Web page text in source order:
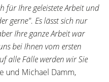
für Ihre geleistete Arbeit und
gerne". Es lässt sich nur
Ihre ganze Arbeit war
bei Ihnen vom ersten
alle Fälle werden wir Sie
und Michael Damm,